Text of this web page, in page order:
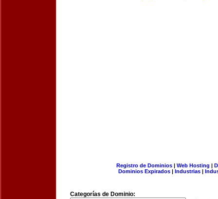
Registro de Dominios| Web Hosting |
Dominios Expirados | Industrias |
Categorías de Dominio: